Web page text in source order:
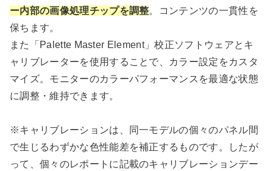
ー内部の画像処理チップを調整。コンテンツの一貫性を
保ちます。
また「Palette Master Element」校正ソフトウェアとキ
ャリブレーターを使用することで、カラー設定をカスタ
マイズ。モニターのカラーパフォーマンスを最適な状態
に調整・維持できます。
※キャリブレーションは、同一モデルの個々のパネル間
で生じるわずかな色性能差を補正するものです。したが
って、個々のレポートに記載のキャリブレーションデー